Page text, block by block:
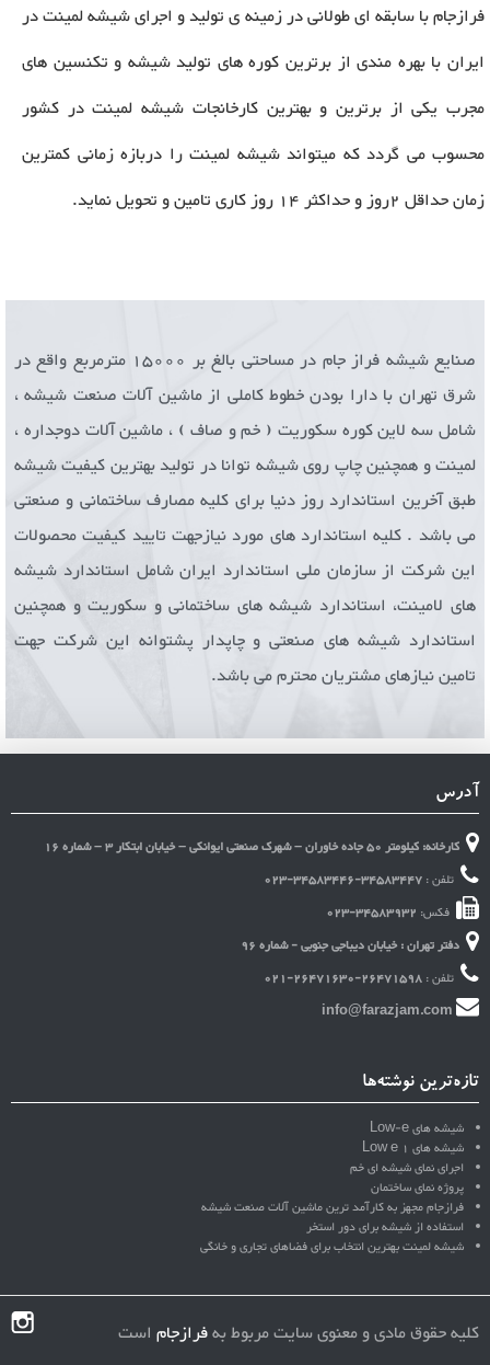
فرازجام با سابقه ای طولانی در زمینه ی تولید و اجرای شیشه لمینت در
ایران با بهره مندی از برترین کوره های تولید شیشه و تکنسین های
مجرب یکی از برترین و بهترین کارخانجات شیشه لمینت در کشور
محسوب می گردد که میتواند شیشه لمینت را دربازه زمانی کمترین
زمان حداقل 2روز و حداکثر 14 روز کاری تامین و تحویل نماید.
صنایع شیشه فراز جام در مساحتی بالغ بر 15000 مترمربع واقع در
شرق تهران با دارا بودن خطوط کاملی از ماشین آلات صنعت شیشه ،
شامل سه لاین کوره سکوریت ( خم و صاف ) ، ماشین آلات دوجداره ،
لمینت و همچنین چاپ روی شیشه توانا در تولید بهترین کیفیت شیشه
طبق آخرین استاندارد روز دنیا برای کلیه مصارف ساختمانی و صنعتی
می باشد . کلیه استاندارد های مورد نیازجهت تایید کیفیت محصولات
این شرکت از سازمان ملی استاندارد ایران شامل استاندارد شیشه
های لامینت، استاندارد شیشه های ساختمانی و سکوریت و همچنین
استاندارد شیشه های صنعتی و چاپدار پشتوانه این شرکت جهت
تامین نیازهای مشتریان محترم می باشد.
آدرس
کارخانه: کیلومتر 50 جاده خاوران – شهرک صنعتی ایوانکی – خیابان ابتکار 3 – شماره 16
تلفن :023-34583446-34583447
فکس: 023-34583932
دفتر تهران : خیابان دیباجی جنوبی - شماره 96
تلفن :021-26471630-26471598
info@farazjam.com
تازه‌ترین نوشته‌ها
شیشه های Low-e
شیشه های Low e 1
اجرای نمای شیشه ای خم
پروژه نمای ساختمان
فرازجام مجهز به کارآمد ترین ماشین آلات صنعت شیشه
استفاده از شیشه برای دور استخر
شیشه لمینت بهترین انتخاب برای فضاهای تجاری و خانگی
کلیه حقوق مادی و معنوی سایت مربوط بهفرازجام است